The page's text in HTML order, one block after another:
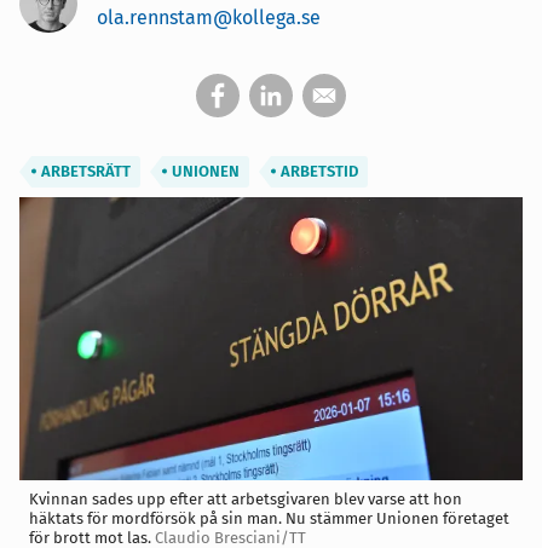
ola.rennstam@kollega.se
ARBETSRÄTT UNIONEN ARBETSTID
Kvinnan sades upp efter att arbetsgivaren blev varse att hon
häktats för mordförsök på sin man. Nu stämmer Unionen företaget
för brott mot las. Claudio Bresciani/TT